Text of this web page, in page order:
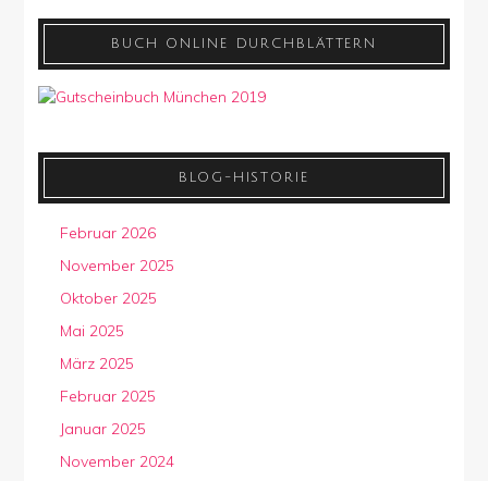
BUCH ONLINE DURCHBLÄTTERN
BLOG-HISTORIE
Februar 2026
November 2025
Oktober 2025
Mai 2025
März 2025
Februar 2025
Januar 2025
November 2024